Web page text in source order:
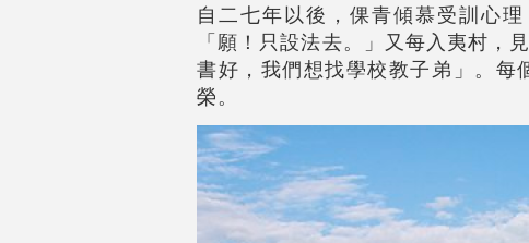
自二七年以後，倮青傾慕受訓心
「願！只設法去。」又每入夷村，
書好，我們想找學校教子弟」。每
榮。